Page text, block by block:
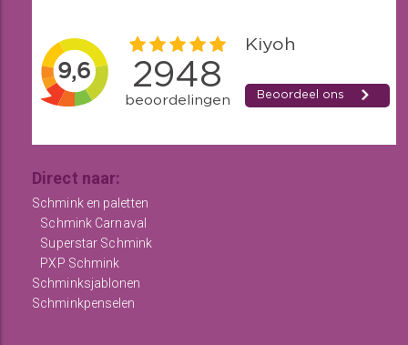
Direct naar:
Schmink en paletten
Schmink Carnaval
Superstar Schmink
PXP Schmink
Schminksjablonen
Schminkpenselen